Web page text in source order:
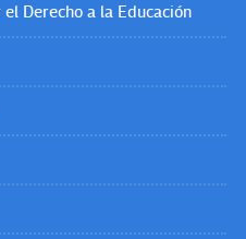
Derecho a la Educación